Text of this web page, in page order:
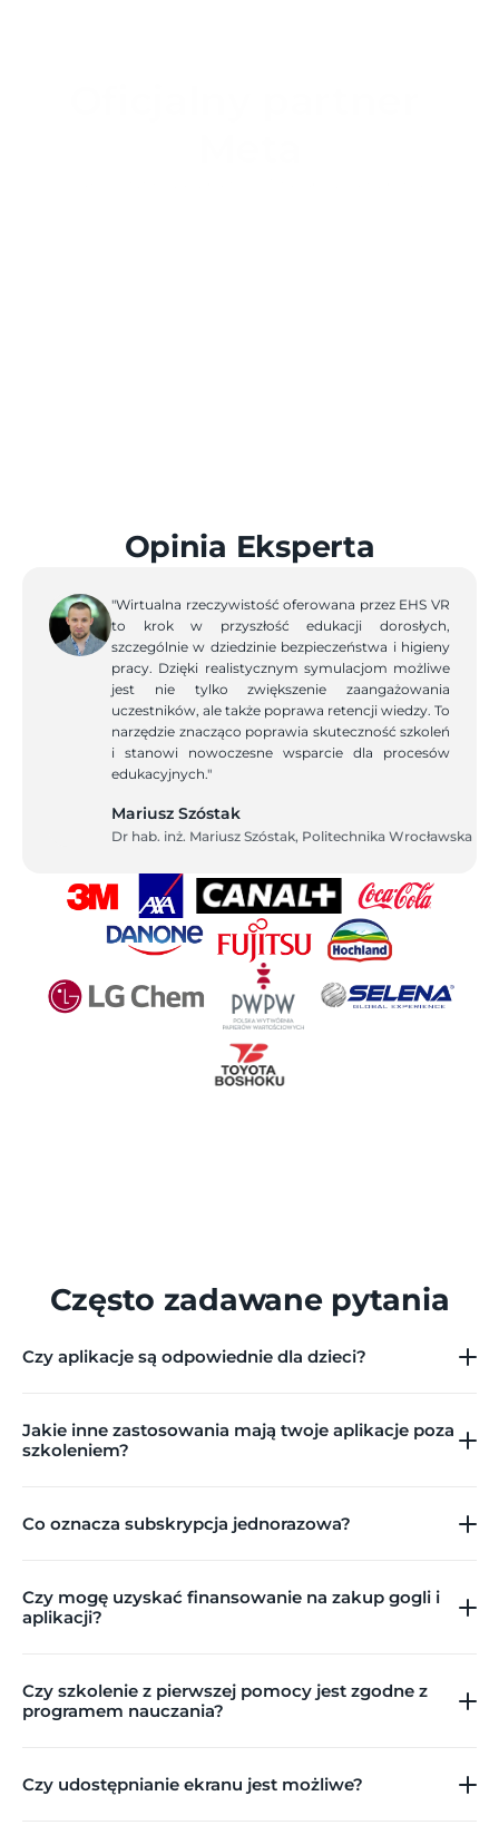
Opinia Eksperta
"Wirtualna rzeczywistość oferowana przez EHS VR
to krok w przyszłość edukacji dorosłych,
szczególnie w dziedzinie bezpieczeństwa i higieny
pracy. Dzięki realistycznym symulacjom możliwe
jest nie tylko zwiększenie zaangażowania
uczestników, ale także poprawa retencji wiedzy. To
narzędzie znacząco poprawia skuteczność szkoleń
i stanowi nowoczesne wsparcie dla procesów
edukacyjnych."
Mariusz Szóstak
Dr hab. inż. Mariusz Szóstak, Politechnika Wrocławska
Często zadawane pytania
Czy aplikacje są odpowiednie dla dzieci?
Jakie inne zastosowania mają twoje aplikacje poza
szkoleniem?
Co oznacza subskrypcja jednorazowa?
Czy mogę uzyskać finansowanie na zakup gogli i
aplikacji?
Czy szkolenie z pierwszej pomocy jest zgodne z
programem nauczania?
Czy udostępnianie ekranu jest możliwe?